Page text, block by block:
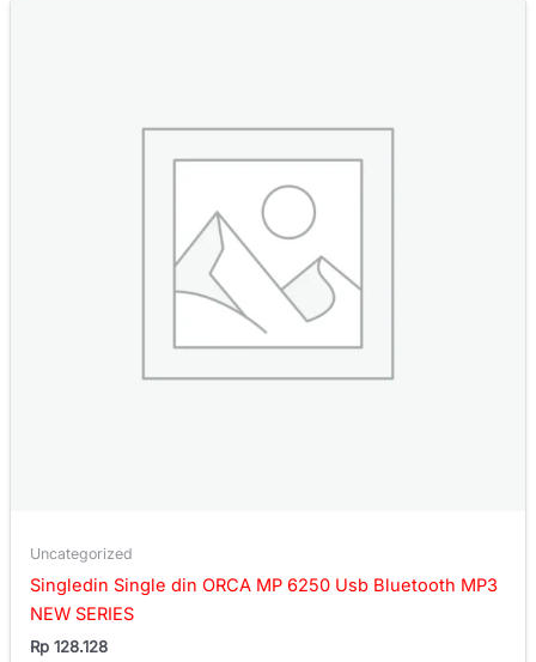
Uncategorized
Singledin Single din ORCA MP 6250 Usb Bluetooth MP3
NEW SERIES
Rp 128.128